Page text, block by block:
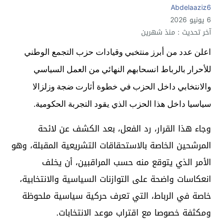
Abdelaaziz6
6 يونيو 2026
آخر تحديث : منذ شهرين
اعلن عدد من أبرز منتخبي وقيادات حزب التجمع الوطني
للأحرار بالرباط انسحابهم النهائي من العمل السياسي
والانتخابي داخل الحزب في خطوة أثارت ضجة وزلزالا
سياسيا داخل هذا الحزب الذي يقود التجربة الحكومية.
وجاء هذا القرار، رد الفعل، بعد الكشف عن لائحة
المرشحين الخاصة بالاستحقاقات التشريعية المقبلة، وهو
الأمر الذي يتوقع منه حسب المراقبين، أن يخلف
انعكاسات واضحة على التوازنات السياسية والانتخابية،
خاصة في الرباط، التي تعرف حركية سياسية ملحوظة
ومكثفة خصوصا مع اقتراب موعد الانتخابات.